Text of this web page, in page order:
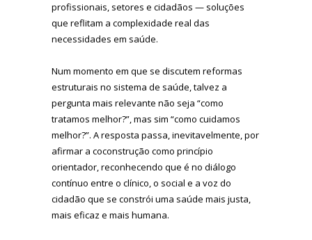
profissionais, setores e cidadãos — soluções
que reflitam a complexidade real das
necessidades em saúde.
Num momento em que se discutem reformas
estruturais no sistema de saúde, talvez a
pergunta mais relevante não seja “como
tratamos melhor?”, mas sim “como cuidamos
melhor?”. A resposta passa, inevitavelmente, por
afirmar a coconstrução como princípio
orientador, reconhecendo que é no diálogo
contínuo entre o clínico, o social e a voz do
cidadão que se constrói uma saúde mais justa,
mais eficaz e mais humana.